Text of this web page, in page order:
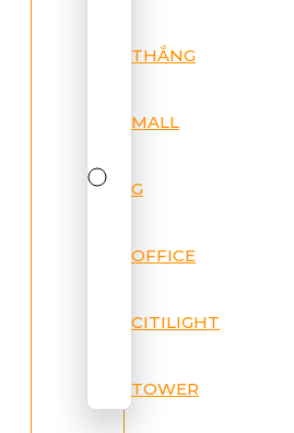
THẮNG
MALL
G
OFFICE
CITILIGHT
TOWER